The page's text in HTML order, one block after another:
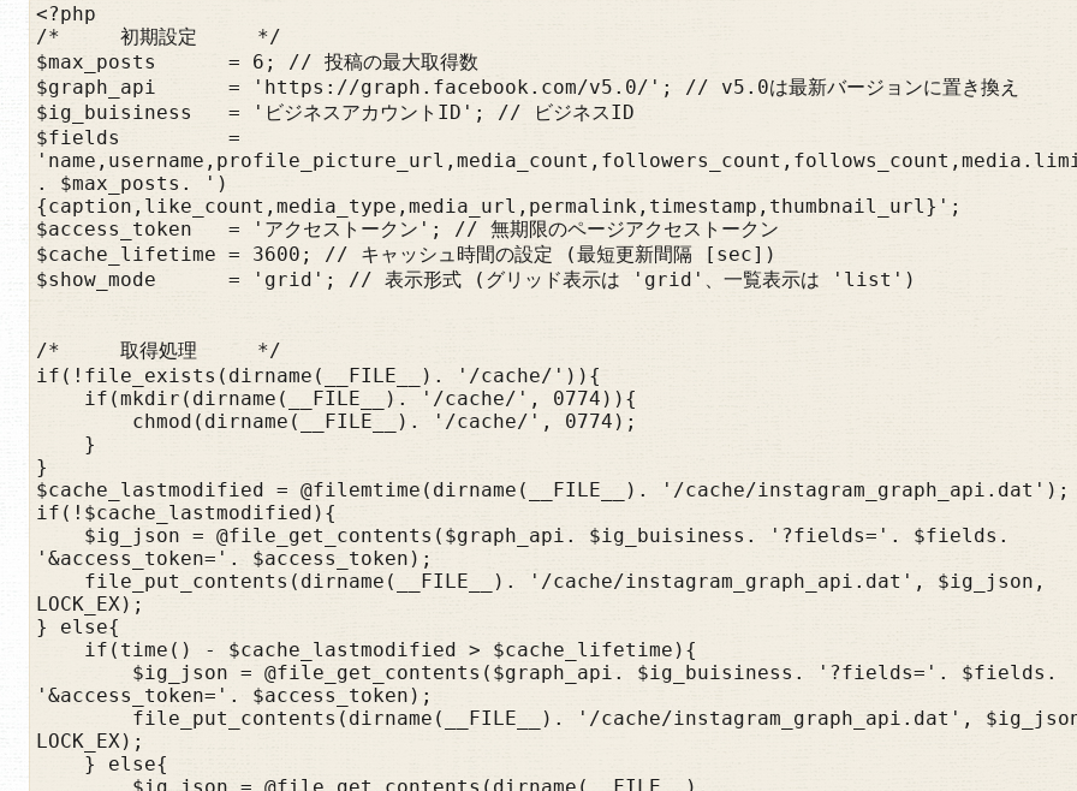
<?php
/*     初期設定     */
$max_posts      = 6; // 投稿の最大取得数
$graph_api      = 'https://graph.facebook.com/v5.0/'; // v5.0は最新バージョンに置き換え
$ig_buisiness   = 'ビジネスアカウントID'; // ビジネスID
$fields         =
. $max_posts. ')
{caption,like_count,media_type,media_url,permalink,timestamp,thumbnail_url}';
$access_token   = 'アクセストークン'; // 無期限のページアクセストークン
$cache_lifetime = 3600; // キャッシュ時間の設定 (最短更新間隔 [sec])
$show_mode      = 'grid'; // 表示形式 (グリッド表示は 'grid'、一覧表示は 'list')
/*     取得処理     */
if(!file_exists(dirname(__FILE__). '/cache/')){
}
$cache_lastmodified = @filemtime(dirname(__FILE__). '/cache/instagram_graph_api.dat');
if(!$cache_lastmodified){
'&access_token='. $access_token);
LOCK_EX);
} else{
'&access_token='. $access_token);
LOCK_EX);